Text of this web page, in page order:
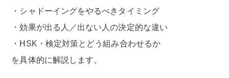
・シャドーイングをやるべきタイミング
・効果が出る人／出ない人の決定的な違い
・HSK・検定対策とどう組み合わせるか
を具体的に解説します。